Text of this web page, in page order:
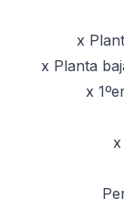
x
x Planta
x
x